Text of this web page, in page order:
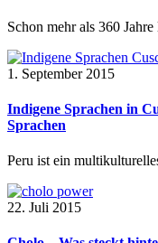
Schon mehr als 360
1. September 2015
Indigene Sprachen in
Sprachen
Peru ist ein
22. Juli 2015